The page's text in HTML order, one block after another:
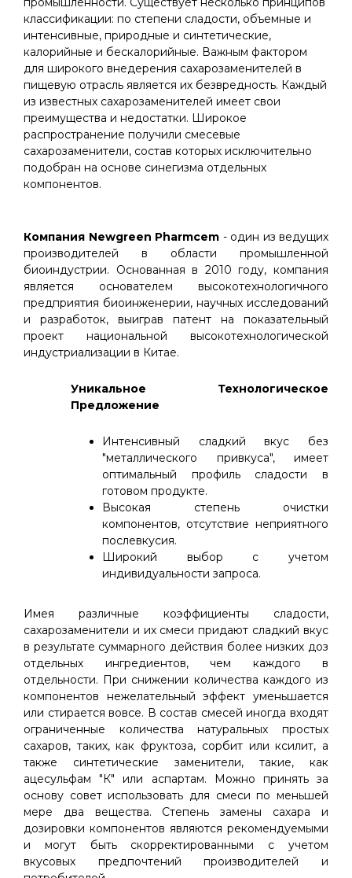
классификации: по степени сладости, объемные и
интенсивные, природные и синтетические,
калорийные и бескалорийные. Важным фактором
для широкого внедерения сахарозаменителей в
пищевую отрасль является их безвредность. Каждый
из известных сахарозаменителей имеет свои
преимущества и недостатки. Широкое
распространение получили смесевые
сахарозаменители, состав которых исключительно
подобран на основе синегизма отдельных
компонентов.
Компания Newgreen Pharmcem - один из ведущих
производителей в области промышленной
биоиндустрии. Основанная в 2010 году, компания
является основателем высокотехнологичного
предприятия биоинженерии, научных исследований
и разработок, выиграв патент на показательный
проект национальной высокотехнологической
индустриализации в Китае.
Уникальное Технологическое
Предложение
Интенсивный сладкий вкус без
"металлического привкуса", имеет
оптимальный профиль сладости в
готовом продукте.
Высокая степень очистки
компонентов, отсутствие неприятного
послевкусия.
Широкий выбор с учетом
индивидуальности запроса.
Имея различные коэффициенты сладости,
сахарозаменители и их смеси придают сладкий вкус
в результате суммарного действия более низких доз
отдельных ингредиентов, чем каждого в
отдельности. При снижении количества каждого из
компонентов нежелательный эффект уменьшается
или стирается вовсе. В состав смесей иногда входят
ограниченные количества натуральных простых
сахаров, таких, как фруктоза, сорбит или ксилит, а
также синтетические заменители, такие, как
ацесульфам "К" или аспартам. Можно принять за
основу совет использовать для смеси по меньшей
мере два вещества. Степень замены сахара и
дозировки компонентов являются рекомендуемыми
и могут быть скорректированными с учетом
вкусовых предпочтений производителей и